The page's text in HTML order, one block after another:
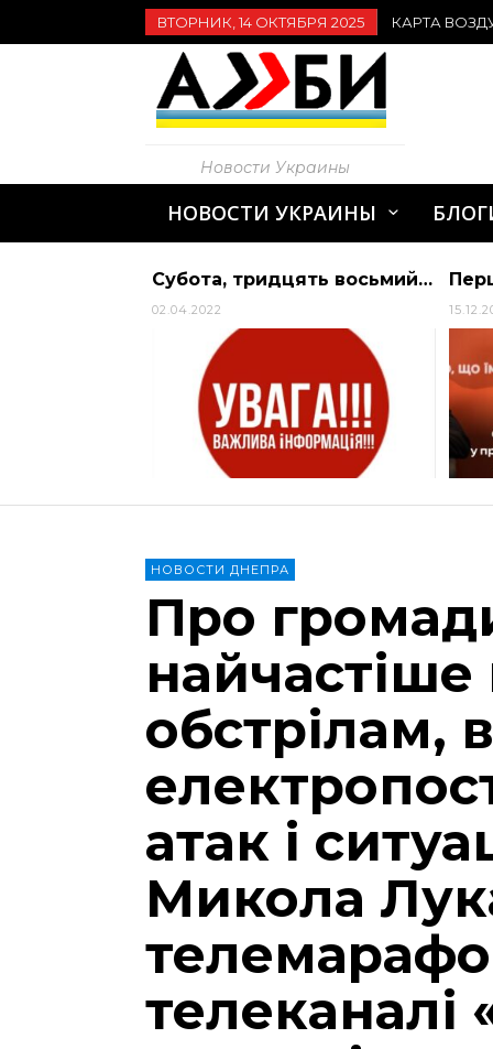
ВТОРНИК, 14 ОКТЯБРЯ 2025 КАРТА
Новости Украины
НОВОСТИ УКРАИНЫ
Субота, тридцять восьмий день повномасштабного вторгнення рф в Україну. Вночі п… | Дніпропетровська обласна рада
02.04.2022
НОВОСТИ ДНЕПРА
Про
найчастіше
обстрілам,
атак і
Микола
телеканалі